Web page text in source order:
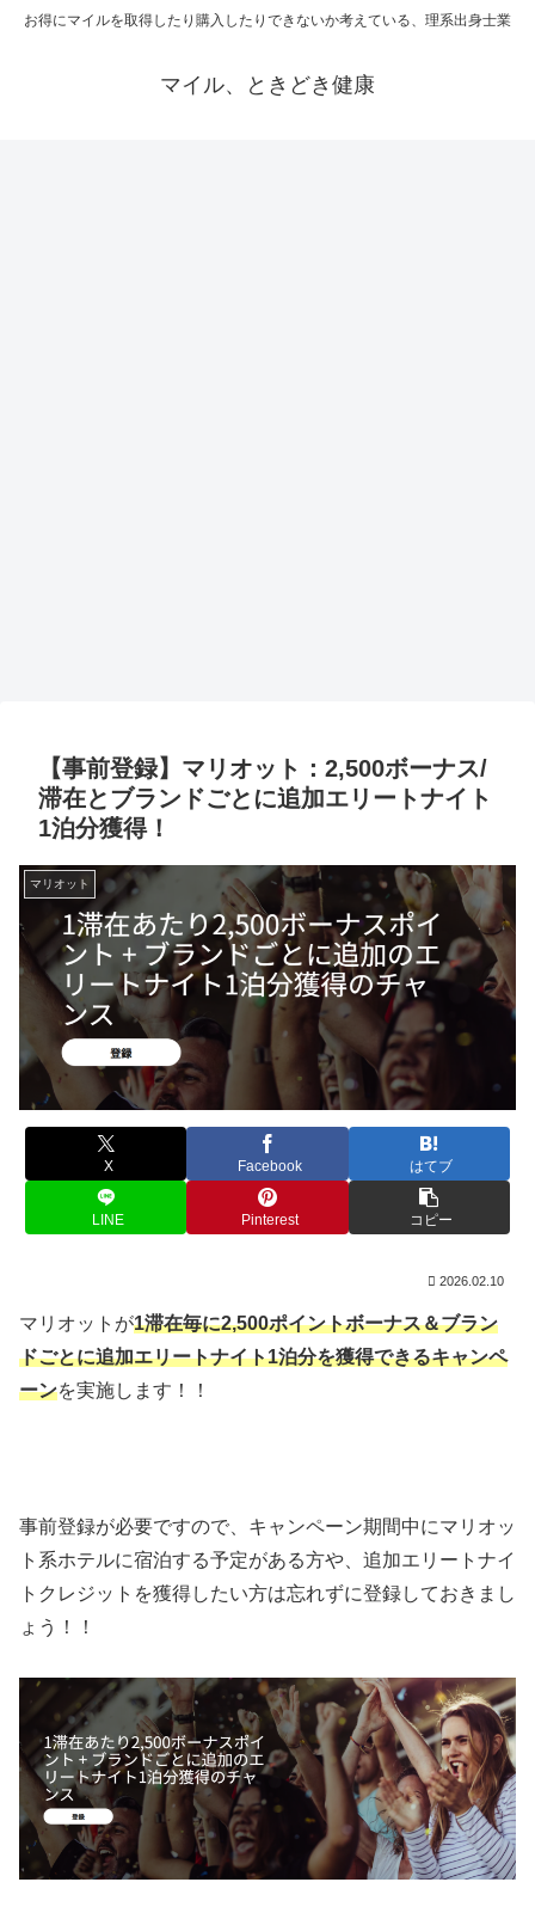
お得にマイルを取得したり購入したりできないか考えている、理系出身士業
マイル、ときどき健康
【事前登録】マリオット：2,500ボーナス/
滞在とブランドごとに追加エリートナイト
1泊分獲得！
マリオット
X Facebook はてブ
LINE Pinterest コピー
2026.02.10
マリオットが1滞在毎に2,500ポイントボーナス＆ブラン
ドごとに追加エリートナイト1泊分を獲得できるキャンペ
ーンを実施します！！
事前登録が必要ですので、キャンペーン期間中にマリオッ
ト系ホテルに宿泊する予定がある方や、追加エリートナイ
トクレジットを獲得したい方は忘れずに登録しておきまし
ょう！！